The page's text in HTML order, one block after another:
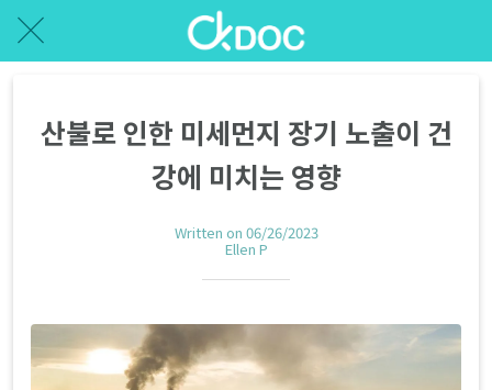
산불로 인한 미세먼지 장기 노출이 건
강에 미치는 영향
Written on 06/26/2023
Ellen P